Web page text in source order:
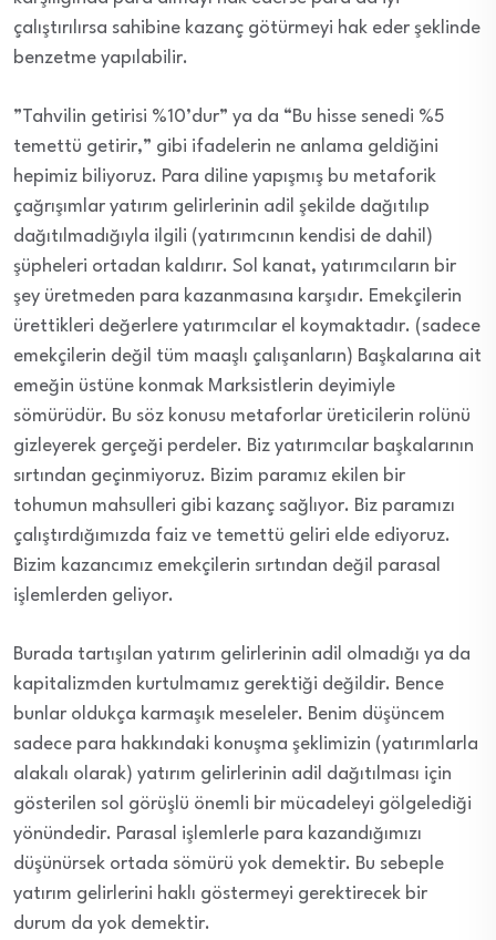
çalıştırılırsa sahibine kazanç götürmeyi hak eder şeklinde
benzetme yapılabilir.
”Tahvilin getirisi %10’dur” ya da “Bu hisse senedi %5
temettü getirir,” gibi ifadelerin ne anlama geldiğini
hepimiz biliyoruz. Para diline yapışmış bu metaforik
çağrışımlar yatırım gelirlerinin adil şekilde dağıtılıp
dağıtılmadığıyla ilgili (yatırımcının kendisi de dahil)
şüpheleri ortadan kaldırır. Sol kanat, yatırımcıların bir
şey üretmeden para kazanmasına karşıdır. Emekçilerin
ürettikleri değerlere yatırımcılar el koymaktadır. (sadece
emekçilerin değil tüm maaşlı çalışanların) Başkalarına ait
emeğin üstüne konmak Marksistlerin deyimiyle
sömürüdür. Bu söz konusu metaforlar üreticilerin rolünü
gizleyerek gerçeği perdeler. Biz yatırımcılar başkalarının
sırtından geçinmiyoruz. Bizim paramız ekilen bir
tohumun mahsulleri gibi kazanç sağlıyor. Biz paramızı
çalıştırdığımızda faiz ve temettü geliri elde ediyoruz.
Bizim kazancımız emekçilerin sırtından değil parasal
işlemlerden geliyor.
Burada tartışılan yatırım gelirlerinin adil olmadığı ya da
kapitalizmden kurtulmamız gerektiği değildir. Bence
bunlar oldukça karmaşık meseleler. Benim düşüncem
sadece para hakkındaki konuşma şeklimizin (yatırımlarla
alakalı olarak) yatırım gelirlerinin adil dağıtılması için
gösterilen sol görüşlü önemli bir mücadeleyi gölgelediği
yönündedir. Parasal işlemlerle para kazandığımızı
düşünürsek ortada sömürü yok demektir. Bu sebeple
yatırım gelirlerini haklı göstermeyi gerektirecek bir
durum da yok demektir.